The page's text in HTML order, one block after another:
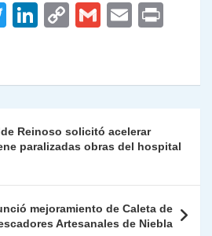
T
er
Li
e
n
C
y
n
G
l
E
l
Reinoso solicitó acelerar
paralizadas obras del hospital
mejoramiento de Caleta de
Artesanales de Niebla